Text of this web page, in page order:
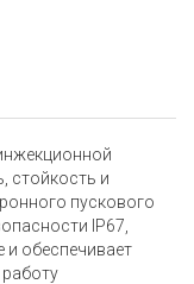
стойкость и
пускового
IP67,
и обеспечивает